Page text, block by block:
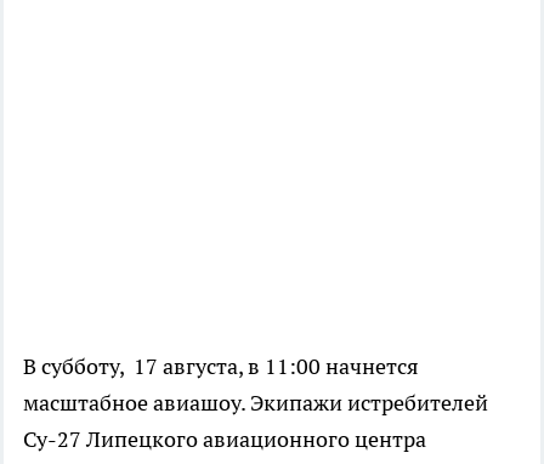
В субботу, 17 августа, в 11:00 начнется
масштабное авиашоу. Экипажи истребителей
Су-27 Липецкого авиационного центра